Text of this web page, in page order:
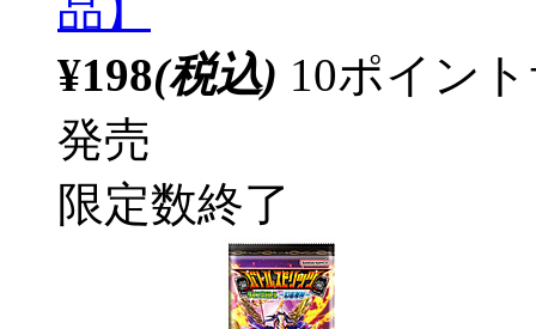
品】
¥198(税込) 10ポイン
発売
限定数終了